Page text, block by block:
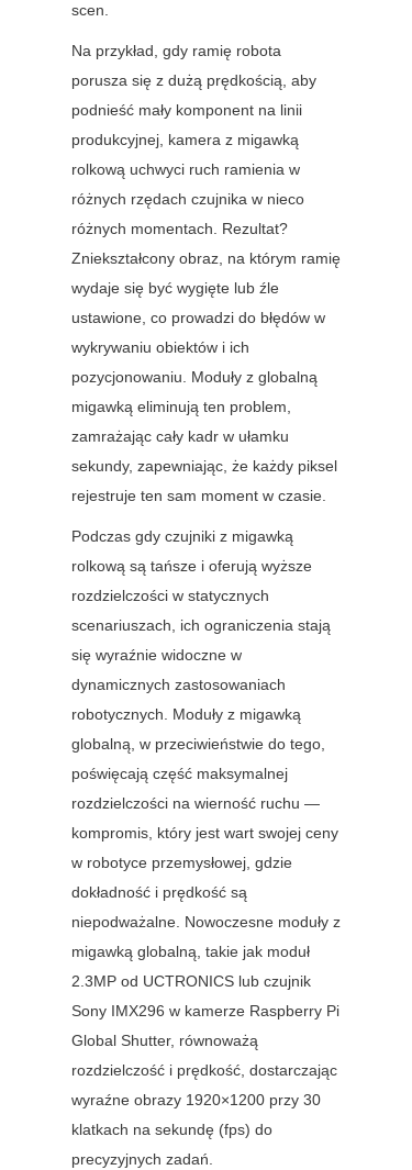
scen.
Na przykład, gdy ramię robota
porusza się z dużą prędkością, aby
podnieść mały komponent na linii
produkcyjnej, kamera z migawką
rolkową uchwyci ruch ramienia w
różnych rzędach czujnika w nieco
różnych momentach. Rezultat?
Zniekształcony obraz, na którym ramię
wydaje się być wygięte lub źle
ustawione, co prowadzi do błędów w
wykrywaniu obiektów i ich
pozycjonowaniu. Moduły z globalną
migawką eliminują ten problem,
zamrażając cały kadr w ułamku
sekundy, zapewniając, że każdy piksel
rejestruje ten sam moment w czasie.
Podczas gdy czujniki z migawką
rolkową są tańsze i oferują wyższe
rozdzielczości w statycznych
scenariuszach, ich ograniczenia stają
się wyraźnie widoczne w
dynamicznych zastosowaniach
robotycznych. Moduły z migawką
globalną, w przeciwieństwie do tego,
poświęcają część maksymalnej
rozdzielczości na wierność ruchu —
kompromis, który jest wart swojej ceny
w robotyce przemysłowej, gdzie
dokładność i prędkość są
niepodważalne. Nowoczesne moduły z
migawką globalną, takie jak moduł
2.3MP od UCTRONICS lub czujnik
Sony IMX296 w kamerze Raspberry Pi
Global Shutter, równoważą
rozdzielczość i prędkość, dostarczając
wyraźne obrazy 1920×1200 przy 30
klatkach na sekundę (fps) do
precyzyjnych zadań.